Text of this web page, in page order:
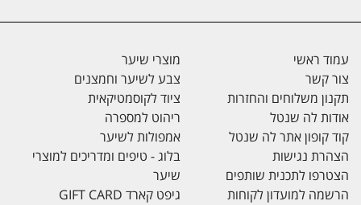
עמוד ראשי
צור קשר
תקנון משלוחים והחזרות
אודות לה שנטל
קוד קופון אתר לה שנטל
הצהרת נגישות
הצטרפו לתכנית שותפים
הרשמה למועדון לקוחות
מוצרי שיער
צבע לשיער וחמצנים
ציוד לקוסמטיקאית
ריהוט למספרה
אמפולות לשיער
בלוג - טיפים ומדריכים למוצרי
שיער
גיפט קארד GIFT CARD